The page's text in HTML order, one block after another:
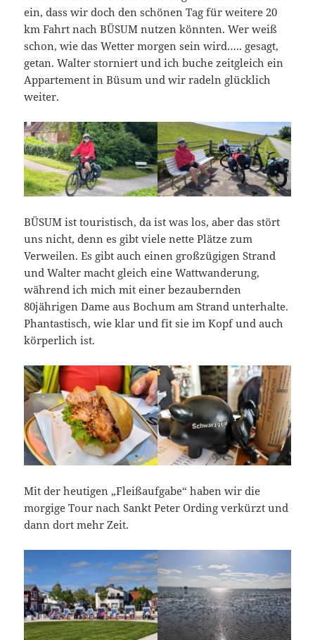
ein, dass wir doch den schönen Tag für weitere 20
km Fahrt nach BÜSUM nutzen könnten. Wer weiß
schon, wie das Wetter morgen sein wird….. gesagt,
getan. Walter storniert und ich buche zeitgleich ein
Appartement in Büsum und wir radeln glücklich
weiter.
BÜSUM ist touristisch, da ist was los, aber das stört
uns nicht, denn es gibt viele nette Plätze zum
Verweilen. Es gibt auch einen großzügigen Strand
und Walter macht gleich eine Wattwanderung,
während ich mich mit einer bezaubernden
80jährigen Dame aus Bochum am Strand unterhalte.
Phantastisch, wie klar und fit sie im Kopf und auch
körperlich ist.
Mit der heutigen „Fleißaufgabe“ haben wir die
morgige Tour nach Sankt Peter Ording verkürzt und
dann dort mehr Zeit.